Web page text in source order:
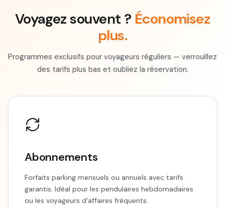
Voyagez souvent ? Économisez
plus.
Programmes exclusifs pour voyageurs réguliers — verrouillez
des tarifs plus bas et oubliez la réservation.
Abonnements
Forfaits parking mensuels ou annuels avec tarifs
garantis. Idéal pour les pendulaires hebdomadaires
ou les voyageurs d'affaires fréquents.